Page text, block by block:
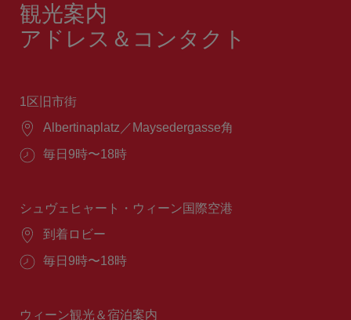
観光案内
アドレス＆コンタクト
1区旧市街
場
Albertinaplatz／Maysedergasse角
営
間：
毎日9時〜18時
シュヴェヒャート・ウィーン国際空港
場
到着ロビー
営
間：
毎日9時〜18時
ウィーン観光＆宿泊案内